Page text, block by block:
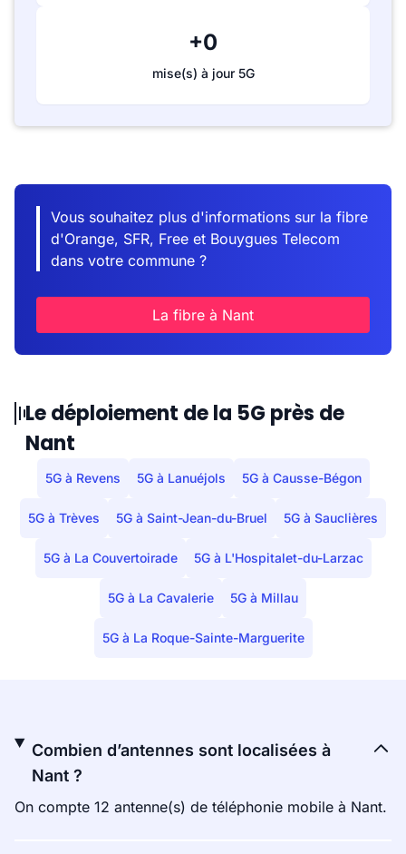
+0
mise(s) à jour 5G
Vous souhaitez plus d'informations sur la fibre
d'Orange, SFR, Free et Bouygues Telecom
dans votre commune ?
La fibre à Nant
Le déploiement de la 5G près de
Nant
5G à Revens 5G à Lanuéjols 5G à Causse-Bégon
5G à Trèves 5G à Saint-Jean-du-Bruel 5G à Sauclières
5G à La Couvertoirade 5G à L'Hospitalet-du-Larzac
5G à La Cavalerie 5G à Millau
5G à La Roque-Sainte-Marguerite
Combien d’antennes sont localisées à
Nant ?
On compte 12 antenne(s) de téléphonie mobile à Nant.